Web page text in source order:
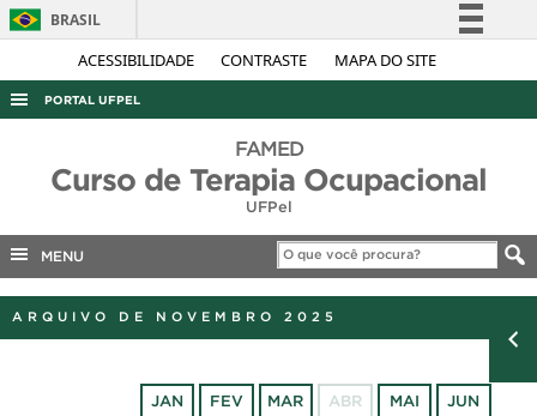
ACESSIBILIDADE CONTRASTE MAPA DO SITE
BRASIL
Simplifique!
Acesso à informação
Legislação
Canais
PORTAL UFPEL
AUDITORIA
CONCURSOS
FAMED
Curso de Terapia Ocupacional
UFPel
MENU
ARQUIVO DE NOVEMBRO 2025
JAN FEV MAR ABR MAI JUN